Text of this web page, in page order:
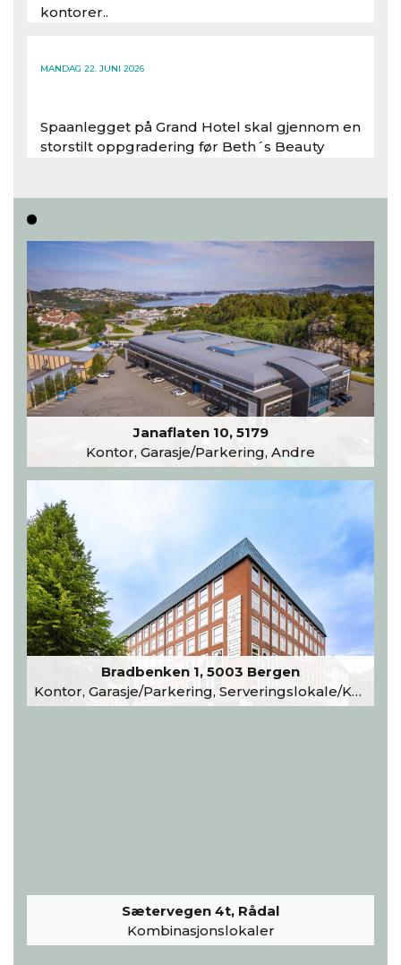
kontorer..
MANDAG 22. JUNI 2026
Spaanlegget på Grand Hotel skal gjennom en
storstilt oppgradering før Beth´s Beauty
Les hele artikkelen
Janaflaten 10, 5179
Kontor, Garasje/Parkering, Andre
Bradbenken 1, 5003 Bergen
Kontor, Garasje/Parkering, Serveringslokale/Kantine, Undervisning/Arrangement
Sætervegen 4t, Rådal
Kombinasjonslokaler